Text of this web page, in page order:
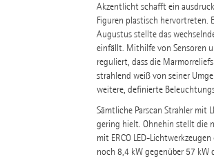
Akzentlicht schafft ein
Figuren plastisch hervortreten.
Augustus stellte das
einfällt. Mithilfe von Sensoren
reguliert, dass die
strahlend weiß von seiner
weitere, definierte
Sämtliche Parscan Strahler mit
gering hielt. Ohnehin stellt die
mit ERCO LED-
noch 8,4 kW gegenüber 57 kW